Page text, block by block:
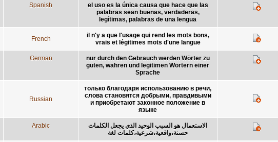
Spanish
el uso es la única causa que hace que las
palabras sean buenas, verdaderas,
legítimas, palabras de una lengua
French
il n'y a que l'usage qui rend les mots bons,
vrais et légitimes mots d'une langue
German
nur durch den Gebrauch werden Wörter zu
guten, wahren und legitimen Wörtern einer
Sprache
Russian
только благодаря использованию в речи,
слова становятся добрыми, правдивыми
и приобретают законное положение в
языке
Arabic
الاستعمال هو السبب الوحيد الذي يجعل الكلمات
حسنة،واقعية،شرعية،كلمات لغة